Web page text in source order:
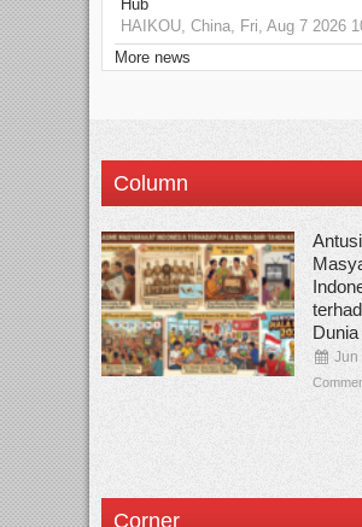
Hub
HAIKOU, China, Fri, Aug 7 2026
More news
Column
Jun
Corner